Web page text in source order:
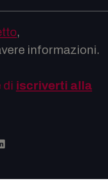
,
informazioni.
di iscriverti alla